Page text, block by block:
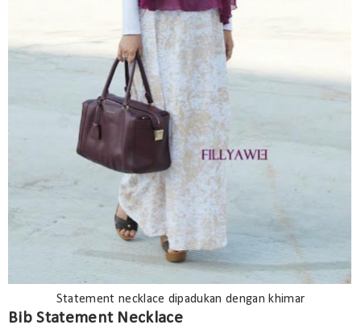
Statement necklace dipadukan dengan khimar
Bib Statement Necklace